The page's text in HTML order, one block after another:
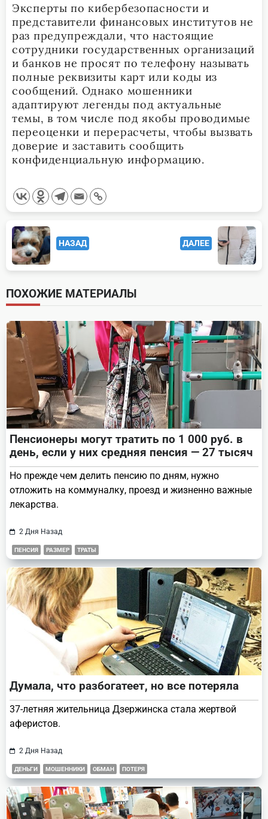
Эксперты по кибербезопасности и
представители финансовых институтов не
раз предупреждали, что настоящие
сотрудники государственных организаций
и банков не просят по телефону называть
полные реквизиты карт или коды из
сообщений. Однако мошенники
адаптируют легенды под актуальные
темы, в том числе под якобы проводимые
переоценки и перерасчеты, чтобы вызвать
доверие и заставить сообщить
конфиденциальную информацию.
<span
class="nav-
subtitle
screen-
reader-
text">Page</span>
НАЗАД ДАЛЕЕ
ПОХОЖИЕ МАТЕРИАЛЫ
Пенсионеры могут тратить по 1 000 руб. в
день, если у них средняя пенсия — 27 тысяч
Но прежде чем делить пенсию по дням, нужно
отложить на коммуналку, проезд и жизненно важные
лекарства.
2 Дня Назад
ПЕНСИЯ РАЗМЕР ТРАТЫ
Думала, что разбогатеет, но все потеряла
37-летняя жительница Дзержинска стала жертвой
аферистов.
2 Дня Назад
ДЕНЬГИ МОШЕННИКИ ОБМАН ПОТЕРЯ